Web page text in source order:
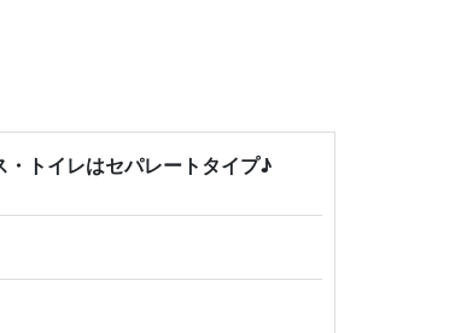
・トイレはセパレートタイプ♪